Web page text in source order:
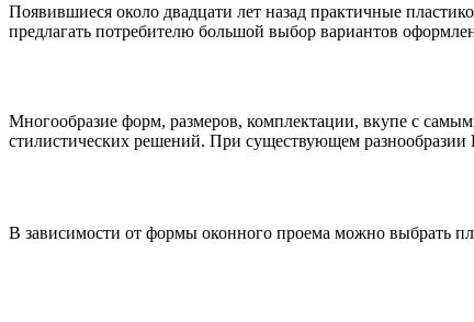
Появившиеся около двадцати лет назад практичные
предлагать потребителю большой выбор вариантов
Многообразие форм, размеров, комплектации, вкупе с
стилистических решений. При существующем
В зависимости от формы оконного проема можно выбрать